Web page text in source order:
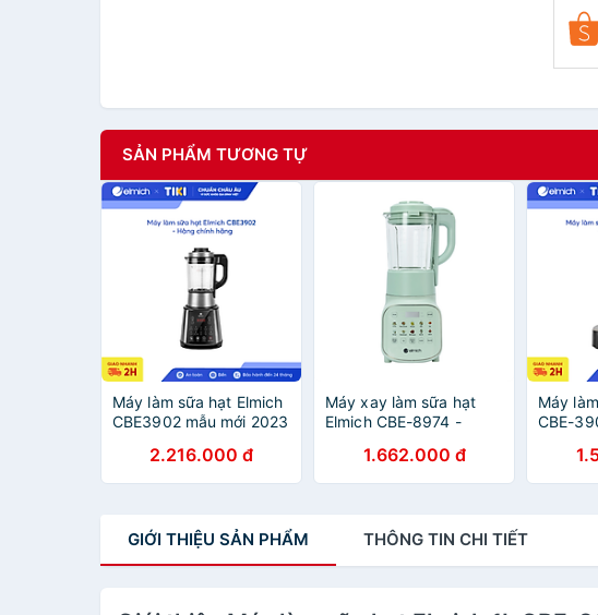
SẢN PHẨM TƯƠNG TỰ
Máy làm sữa hạt Elmich
CBE3902 mẫu mới 2023
Hàng chính hãng
2.216.000 đ
Máy xay làm sữa hạt
Elmich CBE-8974 -
1.662.000 đ
Máy
CBE-
nấu
lưỡi
GIỚI THIỆU SẢN PHẨM THÔNG TIN CHI TIẾT